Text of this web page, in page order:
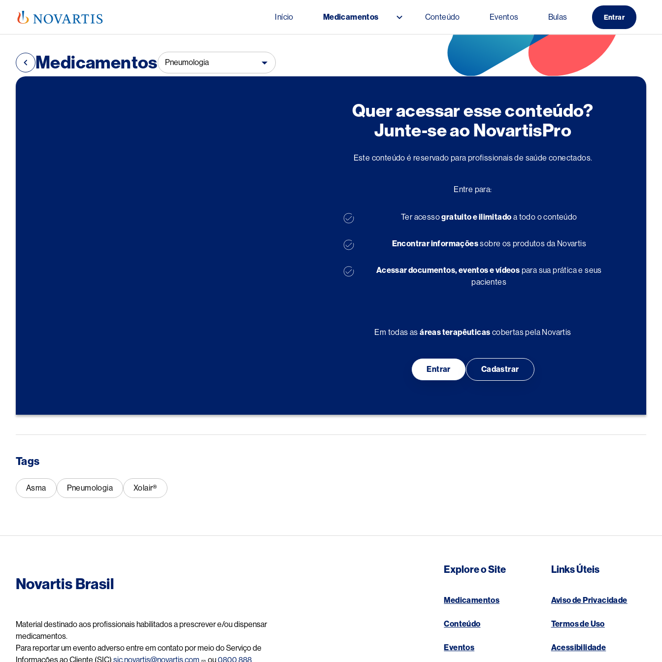
Início Medicamentos Conteúdo Eventos Bulas Entrar
MedicamentosSelect an option
Pneumologia
Quer acessar esse conteúdo?
Junte-se ao NovartisPro
Este conteúdo é reservado para profissionais de saúde conectados.
Entre para:
Ter acessogratuito e ilimitado a todo o conteúdo
Encontrar informaçõessobre os produtos da Novartis
Acessar documentos, eventos e vídeos para sua prática e seus
pacientes
Em todas asáreas terapêuticas cobertas pela Novartis
Entrar Cadastrar
Tags
Asma Pneumologia Xolair®
Novartis Brasil
Material destinado aos profissionais habilitados a prescrever e/ou dispensar
medicamentos.
Para reportar um evento adverso entre em contato por meio do Serviço de
Informações ao Cliente (SIC) sic.novartis@novartis.com ou0800 888
Explore o Site
Medicamentos
Conteúdo
Eventos
Links Úteis
Aviso de Privacidade
Termos de Uso
Acessibilidade